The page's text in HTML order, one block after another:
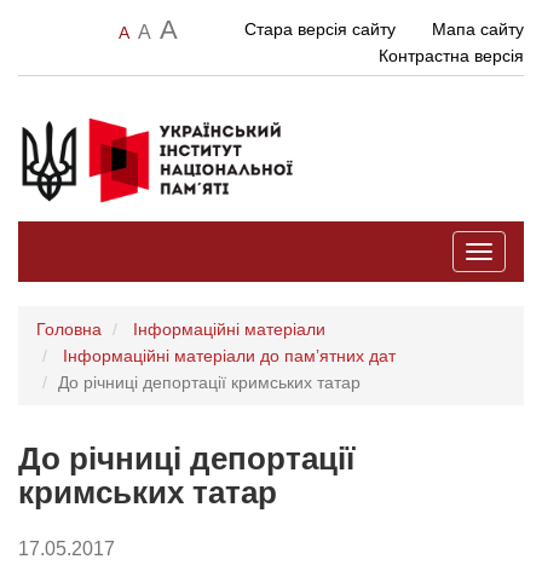
A A A Стара версія сайту
Мапа сайту
Контрастна версія
Toggle
Головна
Інформаційні матеріали
Інформаційні матеріали до памʼятних дат
До річниці депортації кримських татар
До річниці депортації
кримських татар
17.05.2017